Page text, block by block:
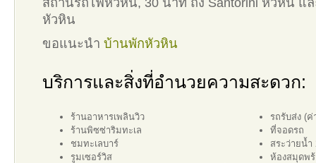
หัวหิน
ขอแนะนำ บ้านพักหัวหิน
บริการและสิ่งที่อำนวยความสะดวก:
ร้านอาหารเพลินวิว
ร้านพิซซ่าริมทะเล
ชมทะเลบาร์
รูมเซอร์วิส
รถรับส่ง (ค่
ที่จอดรถ
สระว่ายน้ำ
ห้องสมุดพร้